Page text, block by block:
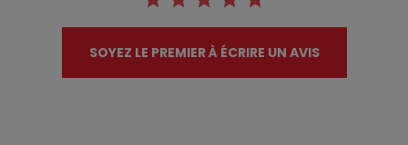
SOYEZ LE PREMIER À ÉCRIRE UN AVIS